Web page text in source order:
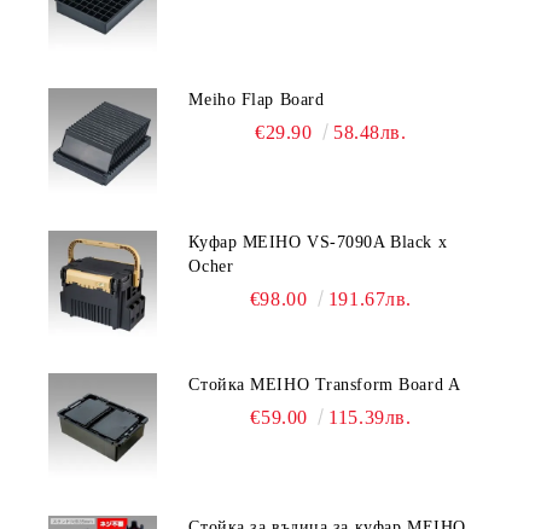
Meiho Flap Board
€29.90 58.48лв.
Куфар MEIHO VS-7090A Black x
Ocher
€98.00 191.67лв.
Стойка MEIHO Transform Board A
€59.00 115.39лв.